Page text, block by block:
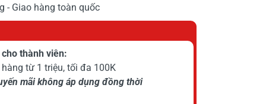
- Giao hàng toàn quốc
thành viên:
từ 1 triệu, tối đa 100K
mãi không áp dụng đồng thời